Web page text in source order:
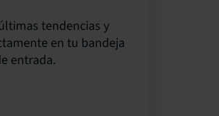
tendencias y
en tu bandeja
entrada.